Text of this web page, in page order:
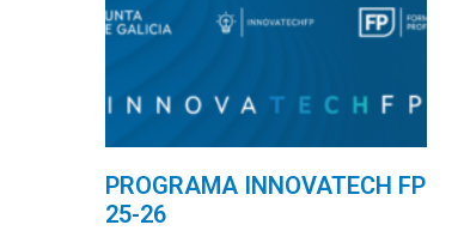
PROGRAMA INNOVATECH FP
25-26